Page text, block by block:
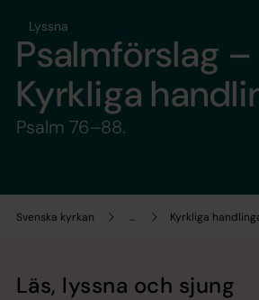
Svenska kyrkan ... Kyrkliga
Lyssna
Psalmförslag –
Kyrkliga
Psalm 76–88.
Läs, lyssna och sjung